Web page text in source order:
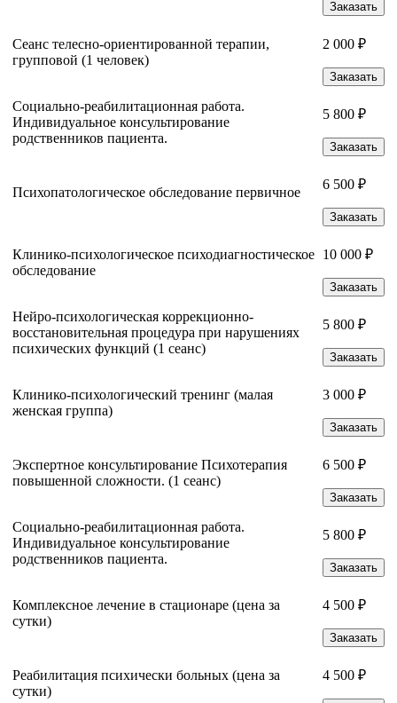
Заказать
Сеанс телесно-ориентированной терапии,
групповой (1 человек)
2 000 ₽
Заказать
Социально-реабилитационная работа.
Индивидуальное консультирование
родственников пациента.
5 800 ₽
Заказать
Психопатологическое обследование первичное
6 500 ₽
Заказать
Клинико-психологическое психодиагностическое
обследование
10 000 ₽
Заказать
Нейро-психологическая коррекционно-
восстановительная процедура при нарушениях
психических функций (1 сеанс)
5 800 ₽
Заказать
Клинико-психологический тренинг (малая
женская группа)
3 000 ₽
Заказать
Экспертное консультирование Психотерапия
повышенной сложности. (1 сеанс)
6 500 ₽
Заказать
Социально-реабилитационная работа.
Индивидуальное консультирование
родственников пациента.
5 800 ₽
Заказать
Комплексное лечение в стационаре (цена за
сутки)
4 500 ₽
Заказать
Реабилитация психически больных (цена за
сутки)
4 500 ₽